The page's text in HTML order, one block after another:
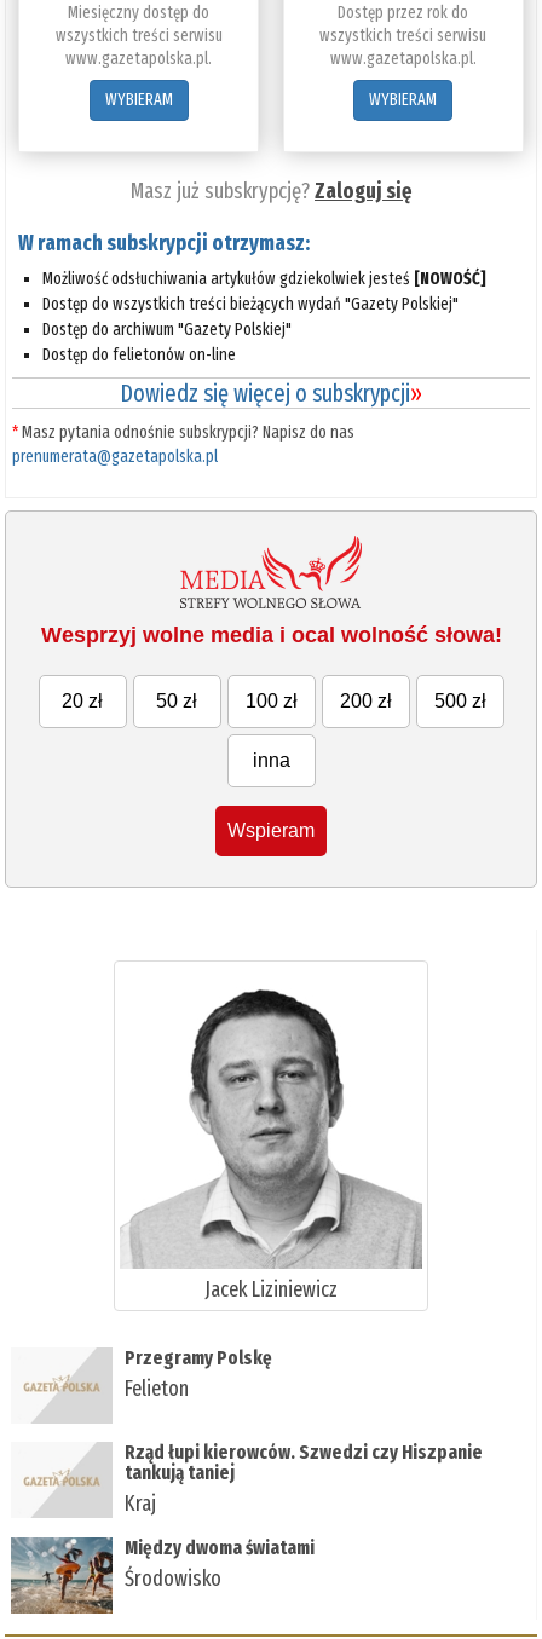
Miesięczny dostęp do
wszystkich treści serwisu
www.gazetapolska.pl.
WYBIERAM
Dostęp przez rok do
wszystkich treści serwisu
www.gazetapolska.pl.
WYBIERAM
Masz już subskrypcję?Zaloguj się
W ramach subskrypcji otrzymasz:
Możliwość odsłuchiwania artykułów gdziekolwiek jesteś [NOWOŚĆ]
Dostęp do wszystkich treści bieżących wydań "Gazety Polskiej"
Dostęp do archiwum "Gazety Polskiej"
Dostęp do felietonów on-line
Dowiedz się więcej o subskrypcji»
*Masz pytania odnośnie subskrypcji? Napisz do nas
prenumerata@gazetapolska.pl
Wesprzyj wolne media i ocal wolność słowa!
20 zł 50 zł 100 zł 200 zł 500 zł
inna
Wspieram
Jacek Liziniewicz
Przegramy Polskę
Felieton
Rząd łupi kierowców. Szwedzi czy Hiszpanie
tankują taniej
Kraj
Między dwoma światami
Środowisko